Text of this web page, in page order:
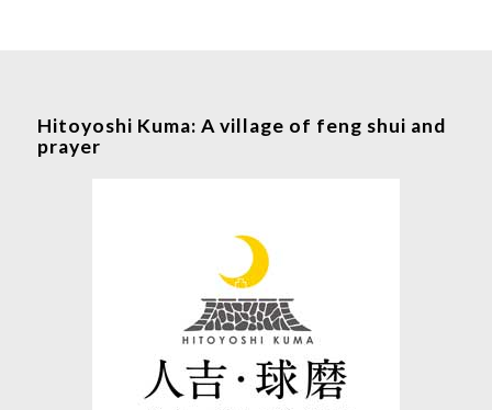
Hitoyoshi Kuma: A village of feng shui and
prayer